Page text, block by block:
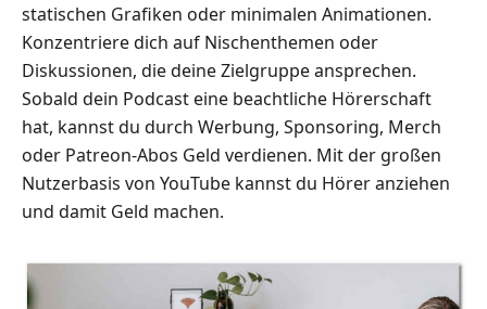
statischen Grafiken oder minimalen Animationen.
Konzentriere dich auf Nischenthemen oder
Diskussionen, die deine Zielgruppe ansprechen.
Sobald dein Podcast eine beachtliche Hörerschaft
hat, kannst du durch Werbung, Sponsoring, Merch
oder Patreon-Abos Geld verdienen. Mit der großen
Nutzerbasis von YouTube kannst du Hörer anziehen
und damit Geld machen.